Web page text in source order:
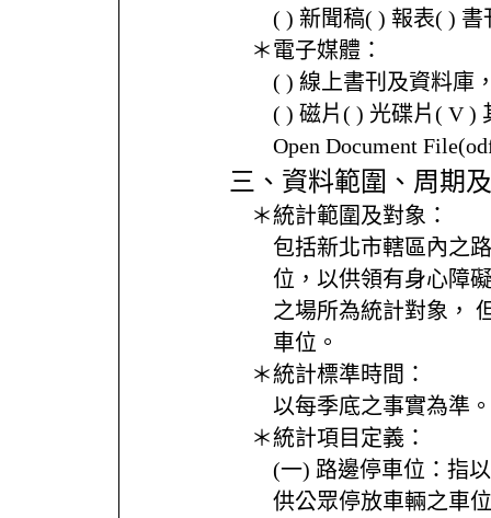
( ) 新聞稿( ) 報表( ) 書
＊電子媒體：
( ) 線上書刊及資料庫
( ) 磁片( ) 光碟片( V )
Open Document
三、資料範圍、周期
＊統計範圍及對象：
包括新北市轄區內之
位，以供領有身心障
之場所為統計對象，
車位。
＊統計標準時間：
以每季底之事實為準。
＊統計項目定義：
(一) 路邊停車位：指
供公眾停放車輛之車